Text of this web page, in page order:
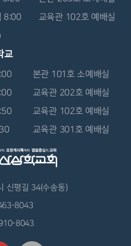
8:00 교육관 102호 예배실
교
본관 101호 소예배실
교육관 202호 예배실
교육관 102호 예배실
교육관 301호 예배실
신평길 34(수송동)
8043
8043